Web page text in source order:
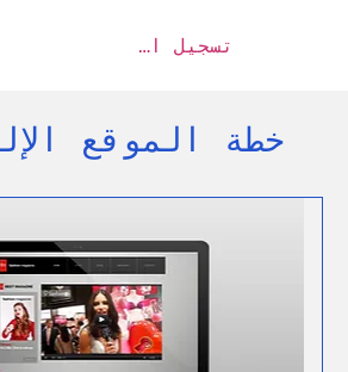
تسجيل الدخول
خطة الموقع